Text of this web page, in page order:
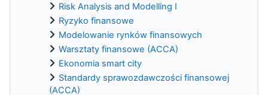
Risk Analysis and Modelling I
Ryzyko finansowe
Modelowanie rynków finansowych
Warsztaty finansowe (ACCA)
Ekonomia smart city
Standardy sprawozdawczości finansowej
(ACCA)